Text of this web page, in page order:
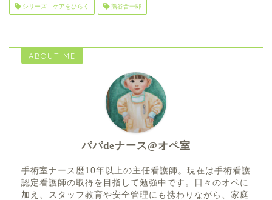
シリーズ ケアをひらく 熊谷晋一郎
ABOUT ME
パパdeナース@オペ室
手術室ナース歴10年以上の主任看護師。現在は手術看護
認定看護師の取得を目指して勉強中です。日々のオペに
加え、スタッフ教育や安全管理にも携わりながら、家庭